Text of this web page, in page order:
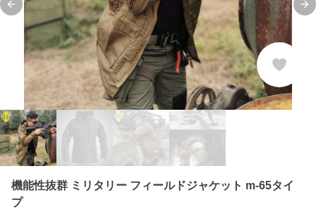
Previous slide
機能性抜群 ミリタリー フィールドジャケット m-65タイ
プ